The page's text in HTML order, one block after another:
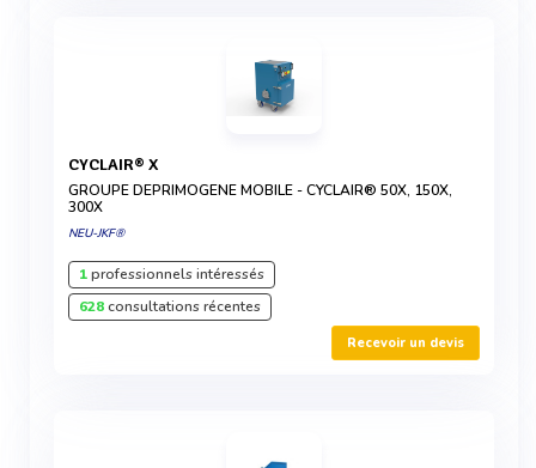
CYCLAIR® X
GROUPE DEPRIMOGENE MOBILE - CYCLAIR® 50X, 150X,
300X
NEU-JKF®
1professionnels intéressés
628consultations récentes
Recevoir un devis